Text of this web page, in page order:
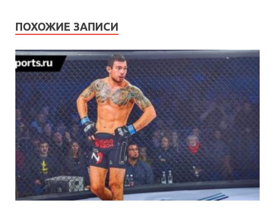
ПОХОЖИЕ ЗАПИСИ